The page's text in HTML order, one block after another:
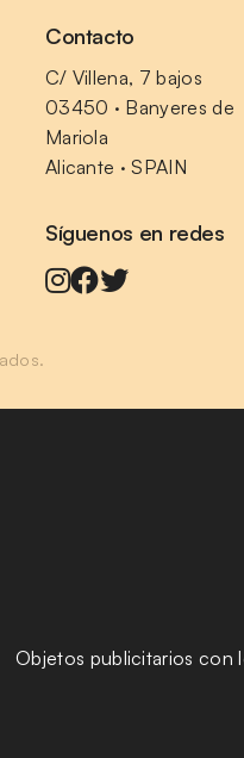
Contacto
C/ Villena, 7 bajos
03450 · Banyeres de
Mariola
Alicante · SPAIN
Síguenos en redes
Objetos publicitarios con